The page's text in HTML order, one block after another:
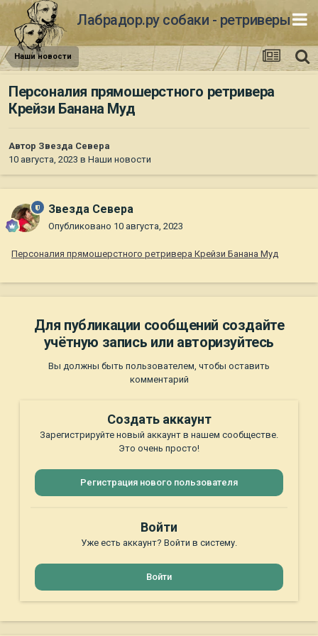
Лабрадор.ру собаки - ретриверы
Наши новости
Персоналия прямошерстного ретривера
Крейзи Банана Муд
Автор Звезда Севера
10 августа, 2023 в Наши новости
Звезда Севера
Опубликовано 10 августа, 2023
Персоналия прямошерстного ретривера Крейзи Банана Муд
Для публикации сообщений создайте
учётную запись или авторизуйтесь
Вы должны быть пользователем, чтобы оставить
комментарий
Создать аккаунт
Зарегистрируйте новый аккаунт в нашем сообществе.
Это очень просто!
Регистрация нового пользователя
Войти
Уже есть аккаунт? Войти в систему.
Войти